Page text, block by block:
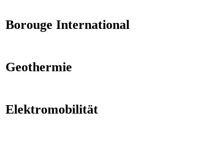
Borouge International
Geothermie
Elektromobilität